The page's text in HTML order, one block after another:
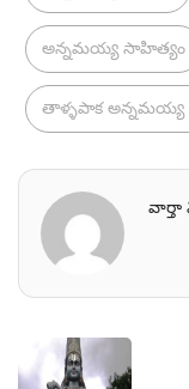
అన్నమయ్య సాహిత్యం
తాళ్ళపాక అన్నమయ్య
వార్తా